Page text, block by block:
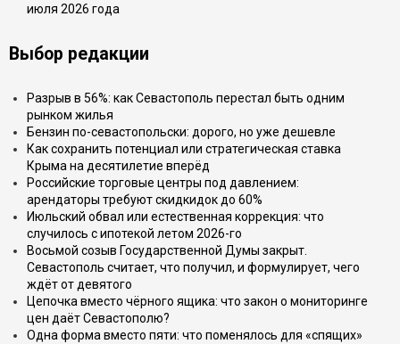
июля 2026 года
Выбор редакции
Разрыв в 56%: как Севастополь перестал быть одним
рынком жилья
Бензин по-севастопольски: дорого, но уже дешевле
Как сохранить потенциал или стратегическая ставка
Крыма на десятилетие вперёд
Российские торговые центры под давлением:
арендаторы требуют скидкидок до 60%
Июльский обвал или естественная коррекция: что
случилось с ипотекой летом 2026-го
Восьмой созыв Государственной Думы закрыт.
Севастополь считает, что получил, и формулирует, чего
ждёт от девятого
Цепочка вместо чёрного ящика: что закон о мониторинге
цен даёт Севастополю?
Одна форма вместо пяти: что поменялось для «спящих»